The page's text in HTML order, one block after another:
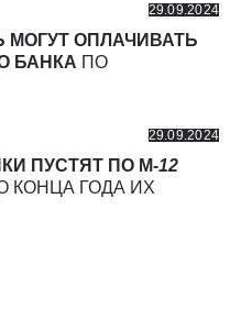
29.09.2024
МОГУТ ОПЛАЧИВАТЬ
БАНКА ПО
29.09.2024
ПУСТЯТ ПО М-12
КОНЦА ГОДА ИХ